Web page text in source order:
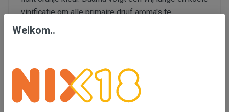
vinificatie om alle primaire druif aroma's te
behouden.
Doordat de schilletjes hebben meegegist heeft wijn
een lichte tanninestructuur en is mooi in balans
qua fruit, zuurtjes en aangename bitters.
Welkom..